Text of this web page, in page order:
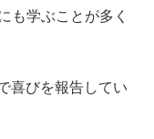
も学ぶことが多く
喜びを報告してい